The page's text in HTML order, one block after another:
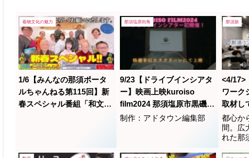
着物文化の魅力
1/6【みんなの那須ポータ
ルちゃんねる第115回】新
春スペシャル番組「和文化
那須塩原街角
9/23【ドライブインシアタ
ー】映画上映kuroiso
film2024 那須塩原市黒磯公
園 <kuroisofilm実行委員会
制作：アドタウン編集部
那須旅
<4/17>
ワーク
取材し
り記事
都心か
間。広
れた那
のリ